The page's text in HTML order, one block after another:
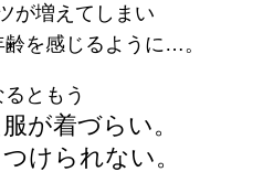
が増えてしまい
を感じるように…。
るともう
が着づらい。
けられない。